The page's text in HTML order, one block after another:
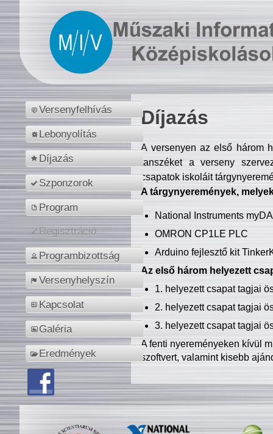
Versenyfelhívás
Lebonyolítás
Díjazás
Szponzorok
Program
Regisztráció
Programbizottság
Versenyhelyszín
Kapcsolat
Galéria
Eredmények
Díjazás
A versenyen az első három
tanszéket a verseny
csapatok iskoláit
A tárgynyeremények,
National Instruments
OMRON CP1LE PLC
Arduino fejlesztő kit
Az első három helyezett
1. helyezett csapat tagjai
2. helyezett csapat tagjai
3. helyezett csapat tagjai
A fenti nyereményeken kívül
szoftvert, valamint kisebb